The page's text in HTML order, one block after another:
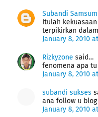
Subandi
Itulah
terpikirkan
January 8, 2010 at
Rizkyzone said…
fenomena apa
January 8, 2010 at
subandi sukses
ana follow u blog
January 8, 2010